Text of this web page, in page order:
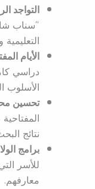
التواجد
“سناب
الأيام
دراسي
الأسلوب
تحسين
نتائج
برامج
للأسر
معارفهم.